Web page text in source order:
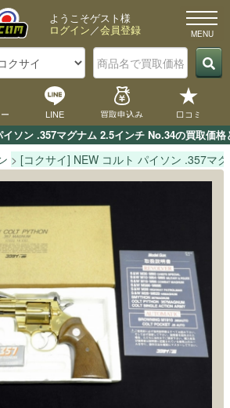
ソン .357マグナム 2.5インチ No.34の買取価
ようこそゲスト様
ログイン／会員登録
LINE 買取申込み 口コミ
[コクサイ] NEW コルト パイソン .357マ